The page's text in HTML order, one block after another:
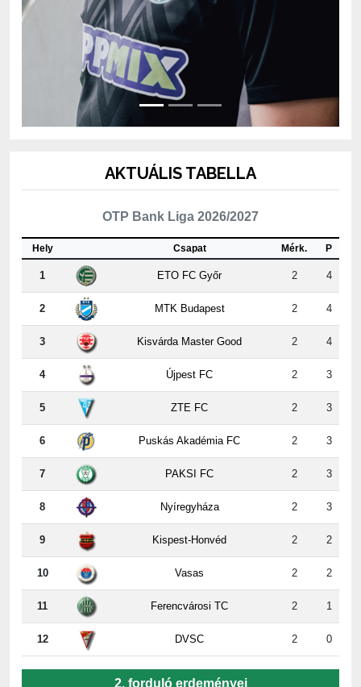
OTP Bank Liga 2026/2027
Csapat
1 ETO FC Győr 2 4
2 MTK Budapest 2 4
3 Kisvárda Master Good 2 4
4 Újpest FC 2 3
5 ZTE FC 2 3
6 Puskás Akadémia FC 2 3
7 PAKSI FC 2 3
8 Nyíregyháza 2 3
9 Kispest-Honvéd 2 2
10 Vasas 2 2
11 Ferencvárosi TC 2 1
12 DVSC 2 0
ZTE - Paks